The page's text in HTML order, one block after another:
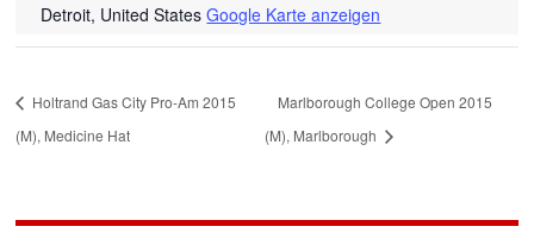
Detroit, United States Google Karte anzeigen
Holtrand Gas City Pro-Am 2015
(M), Medicine Hat
Marlborough College Open 2015
(M), Marlborough